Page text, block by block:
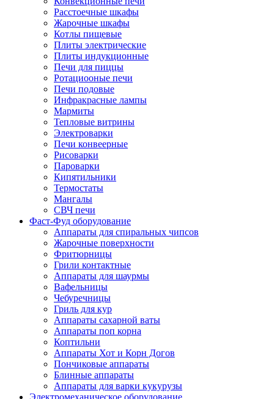
Расстоечные шкафы
Жарочные шкафы
Котлы пищевые
Плиты электрические
Плиты индукционные
Печи для пиццы
Ротациооные печи
Печи подовые
Инфракрасные лампы
Мармиты
Тепловые витрины
Электроварки
Печи конвеерные
Рисоварки
Пароварки
Кипятильники
Термостаты
Мангалы
СВЧ печи
Фаст-Фуд оборудование
Аппараты для спиральных чипсов
Жарочные поверхности
Фритюрницы
Грили контактные
Аппараты для шаурмы
Вафельницы
Чебуречницы
Гриль для кур
Аппараты сахарной ваты
Аппараты поп корна
Коптильни
Аппараты Хот и Корн Догов
Пончиковые аппараты
Блинные аппараты
Аппараты для варки кукурузы
Электромеханическое оборудование